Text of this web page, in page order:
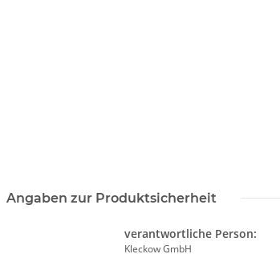
Angaben zur Produktsicherheit
verantwortliche Person:
Kleckow GmbH